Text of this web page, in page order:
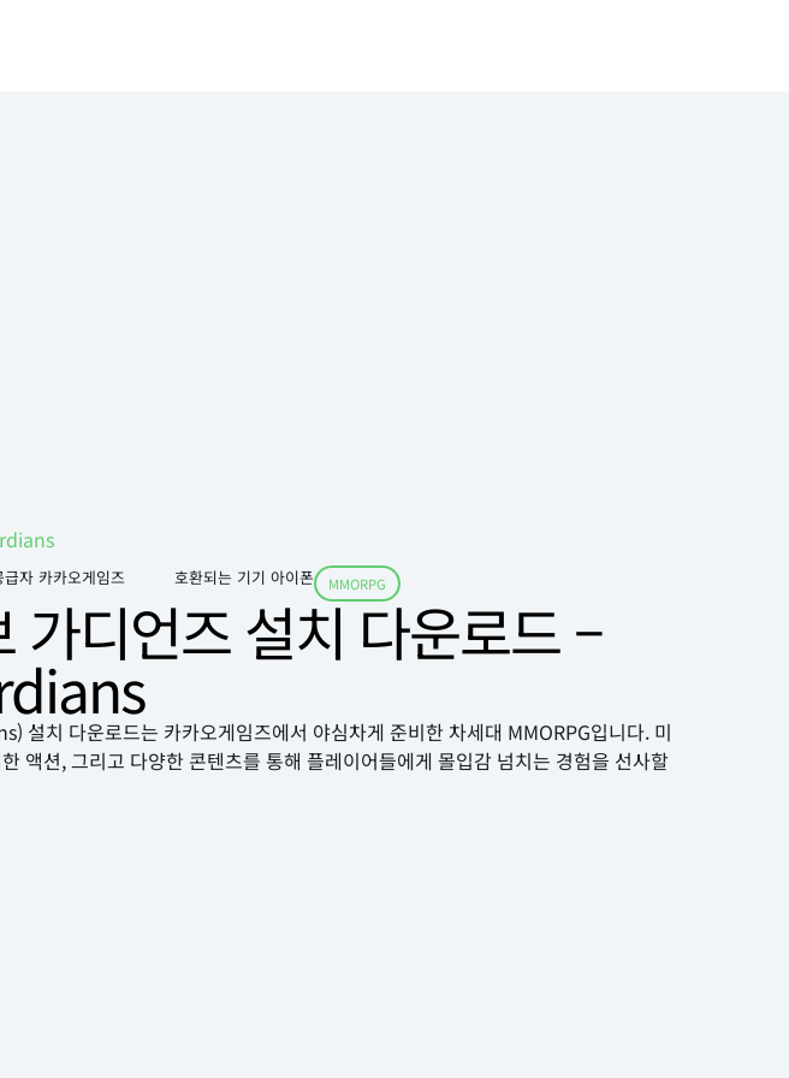
급자 카카오게임즈 호환되는 기기 아이폰 MMORPG
가디언즈 설치 다운로드 –
설치 다운로드는 카카오게임즈에서 야심차게 준비한 차세대 MMORPG입니다. 미
액션, 그리고 다양한 콘텐츠를 통해 플레이어들에게 몰입감 넘치는 경험을 선사할